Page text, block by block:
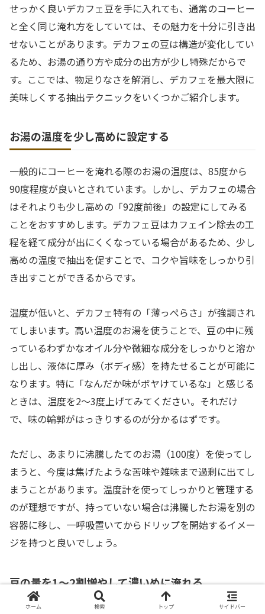
せっかく良いデカフェ豆を手に入れても、通常のコーヒー
と全く同じ淹れ方をしていては、その魅力を十分に引き出
せないことがあります。デカフェの豆は構造が変化してい
るため、お湯の通り方や成分の出方が少し特殊だからで
す。ここでは、物足りなさを解消し、デカフェを最大限に
美味しくする抽出テクニックをいくつかご紹介します。
お湯の温度を少し高めに設定する
一般的にコーヒーを淹れる際のお湯の温度は、85度から
90度程度が良いとされています。しかし、デカフェの場合
はそれよりも少し高めの「92度前後」の設定にしてみる
ことをおすすめします。デカフェ豆はカフェイン除去の工
程を経て成分が出にくくなっている場合があるため、少し
高めの温度で抽出を促すことで、コクや旨味をしっかり引
き出すことができるからです。
温度が低いと、デカフェ特有の「薄っぺらさ」が強調され
てしまいます。高い温度のお湯を使うことで、豆の中に残
っているわずかなオイル分や微細な成分をしっかりと溶か
し出し、液体に厚み（ボディ感）を持たせることが可能に
なります。特に「なんだか味がボヤけているな」と感じる
ときは、温度を2〜3度上げてみてください。それだけ
で、味の輪郭がはっきりするのが分かるはずです。
ただし、あまりに沸騰したてのお湯（100度）を使ってし
まうと、今度は焦げたような苦味や雑味まで過剰に出てし
まうことがあります。温度計を使ってしっかりと管理する
のが理想ですが、持っていない場合は沸騰したお湯を別の
容器に移し、一呼吸置いてからドリップを開始するイメー
ジを持つと良いでしょう。
豆の量を1〜2割増やして濃いめに淹れる
ホーム 検索 トップ サイドバー